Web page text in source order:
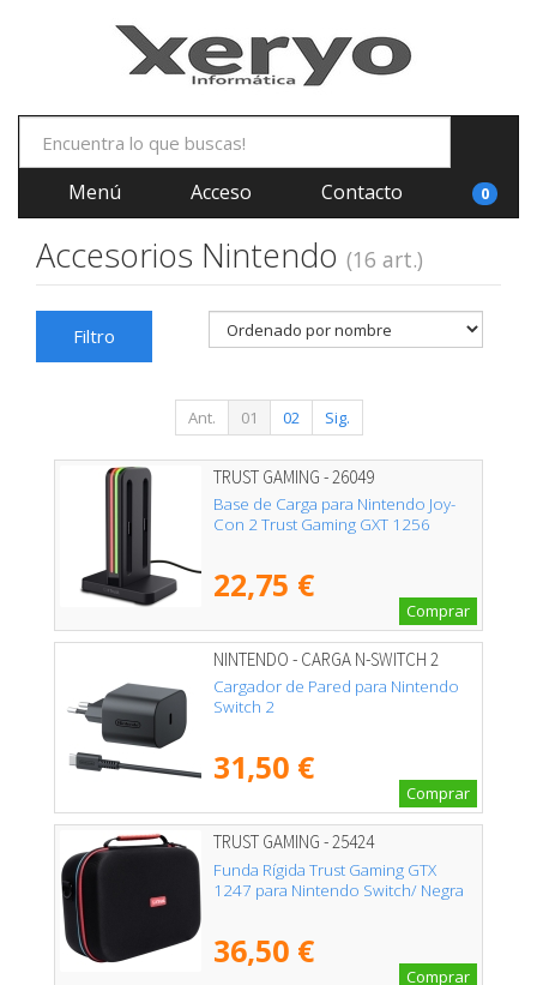
Menú Acceso Contacto 0
Accesorios Nintendo (16 art.)
Filtro
Ant. 01 02 Sig.
TRUST GAMING - 26049
Base de Carga para Nintendo Joy-
Con 2 Trust Gaming GXT 1256
22,75 €
Comprar
NINTENDO - CARGA N-SWITCH 2
Cargador de Pared para Nintendo
Switch 2
31,50 €
Comprar
TRUST GAMING - 25424
Funda Rígida Trust Gaming GTX
1247 para Nintendo Switch/ Negra
36,50 €
Comprar